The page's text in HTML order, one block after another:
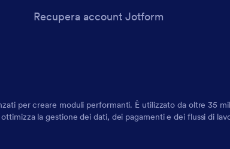
Recupera account Jotform
per creare moduli performanti. È utilizzato da oltre 35
la gestione dei dati, dei pagamenti e dei flussi di